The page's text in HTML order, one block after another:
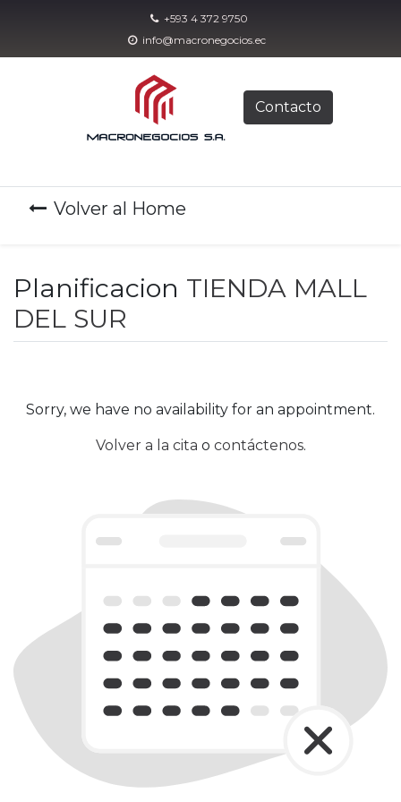
+593 4 372 9750
info@macronegocios.ec
Contacto
Volver al Home
Planificacion TIENDA MALL
DEL SUR
Sorry, we have no availability for an appointment.
Volver a la cita o contáctenos.